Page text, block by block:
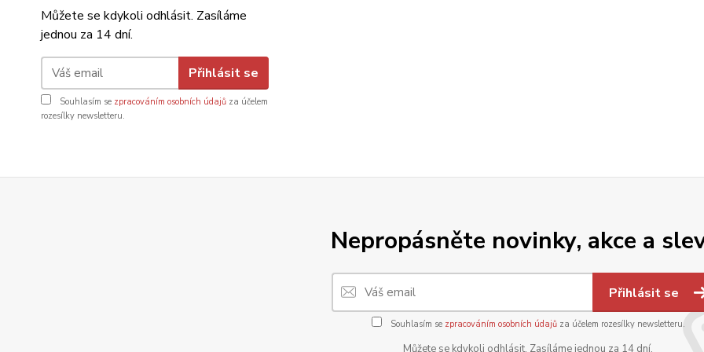
Můžete se kdykoli odhlásit. Zasíláme
jednou za 14 dní.
Přihlásit se
Souhlasím se zpracováním osobních údajů za účelem
rozesílky newsletteru.
Nepropásněte novinky, akce a
Přihlásit se
Souhlasím se zpracováním osobních údajůza účelem rozesílky newsletteru.
Můžete se kdykoli odhlásit. Zasíláme jednou za 14 dní.